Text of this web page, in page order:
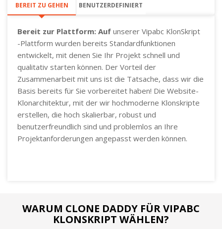
BEREIT ZU GEHEN BENUTZERDEFINIERT
Bereit zur Plattform: Auf unserer Vipabc KlonSkript
-Plattform wurden bereits Standardfunktionen
entwickelt, mit denen Sie Ihr Projekt schnell und
qualitativ starten können. Der Vorteil der
Zusammenarbeit mit uns ist die Tatsache, dass wir die
Basis bereits für Sie vorbereitet haben! Die Website-
Klonarchitektur, mit der wir hochmoderne Klonskripte
erstellen, die hoch skalierbar, robust und
benutzerfreundlich sind und problemlos an Ihre
Projektanforderungen angepasst werden können.
WARUM CLONE DADDY FÜR VIPABC
KLONSKRIPT WÄHLEN?